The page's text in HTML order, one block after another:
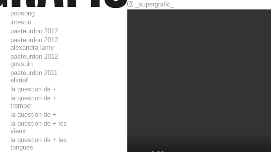
_supergrafic_
popsong
intestin
pasteurdon 2012
pasteurdon 2012
alexandra lamy
pasteurdon 2012
gossuin
pasteurdon 2011
elkrief
la question de +
la question de +
tromper
la question de +
la question de + les
vieux
la question de + les
tongues